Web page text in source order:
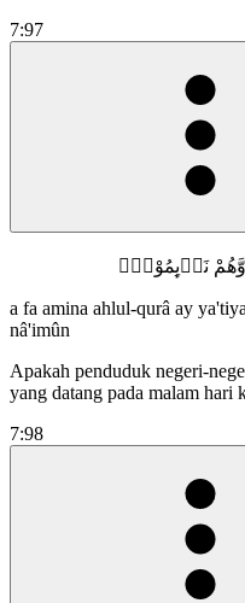
7:97
وَّهُمْ نَاۤىِٕمُوْنَۗ
a fa amina ahlul-qurâ ay
nâ'imûn
Apakah penduduk negeri-
yang datang pada malam hari
7:98